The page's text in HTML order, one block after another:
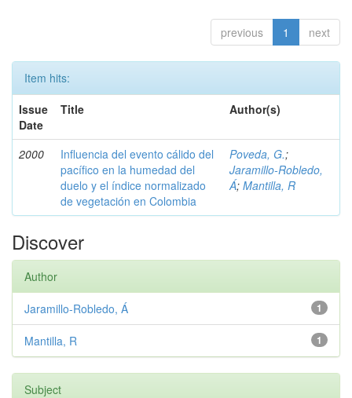
previous 1 next
Item hits:
Issue
Date
Title Author(s)
2000
Influencia del evento cálido del
pacífico en la humedad del
duelo y el índice normalizado
de vegetación en Colombia
Poveda, G.;
Jaramillo-Robledo,
Á; Mantilla, R
Discover
Author
1
Jaramillo-Robledo, Á
1
Mantilla, R
Subject